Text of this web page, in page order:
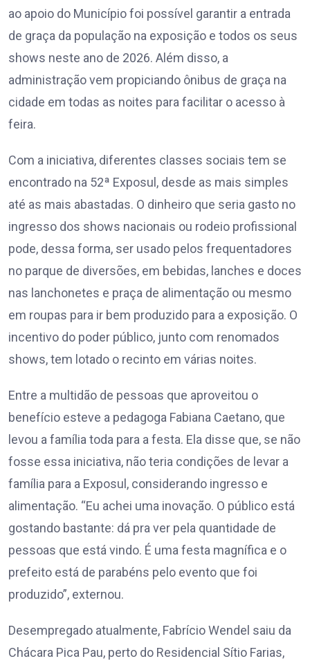
ao apoio do Município foi possível garantir a entrada
de graça da população na exposição e todos os seus
shows neste ano de 2026. Além disso, a
administração vem propiciando ônibus de graça na
cidade em todas as noites para facilitar o acesso à
feira.
Com a iniciativa, diferentes classes sociais tem se
encontrado na 52ª Exposul, desde as mais simples
até as mais abastadas. O dinheiro que seria gasto no
ingresso dos shows nacionais ou rodeio profissional
pode, dessa forma, ser usado pelos frequentadores
no parque de diversões, em bebidas, lanches e doces
nas lanchonetes e praça de alimentação ou mesmo
em roupas para ir bem produzido para a exposição. O
incentivo do poder público, junto com renomados
shows, tem lotado o recinto em várias noites.
Entre a multidão de pessoas que aproveitou o
benefício esteve a pedagoga Fabiana Caetano, que
levou a família toda para a festa. Ela disse que, se não
fosse essa iniciativa, não teria condições de levar a
família para a Exposul, considerando ingresso e
alimentação. “Eu achei uma inovação. O público está
gostando bastante: dá pra ver pela quantidade de
pessoas que está vindo. É uma festa magnífica e o
prefeito está de parabéns pelo evento que foi
produzido”, externou.
Desempregado atualmente, Fabrício Wendel saiu da
Chácara Pica Pau, perto do Residencial Sítio Farias,